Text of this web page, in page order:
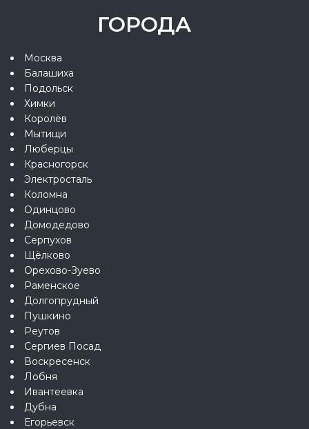
ГОРОДА
Москва
Балашиха
Подольск
Химки
Королёв
Мытищи
Люберцы
Красногорск
Электросталь
Коломна
Одинцово
Домодедово
Серпухов
Щёлково
Орехово-Зуево
Раменское
Долгопрудный
Пушкино
Реутов
Сергиев Посад
Воскресенск
Лобня
Ивантеевка
Дубна
Егорьевск